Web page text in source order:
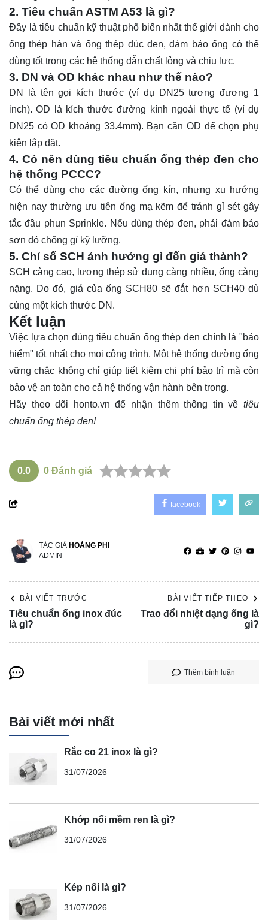
2. Tiêu chuẩn ASTM A53 là gì?
Đây là tiêu chuẩn kỹ thuật phổ biến nhất thế giới dành cho
ống thép hàn và ống thép đúc đen, đảm bảo ống có thể
dùng tốt trong các hệ thống dẫn chất lỏng và chịu lực.
3. DN và OD khác nhau như thế nào?
DN là tên gọi kích thước (ví dụ DN25 tương đương 1
inch). OD là kích thước đường kính ngoài thực tế (ví dụ
DN25 có OD khoảng 33.4mm). Bạn cần OD để chọn phụ
kiện lắp đặt.
4. Có nên dùng tiêu chuẩn ống thép đen cho
hệ thống PCCC?
Có thể dùng cho các đường ống kín, nhưng xu hướng
hiện nay thường ưu tiên ống mạ kẽm để tránh gỉ sét gây
tắc đầu phun Sprinkle. Nếu dùng thép đen, phải đảm bảo
sơn đỏ chống gỉ kỹ lưỡng.
5. Chỉ số SCH ảnh hưởng gì đến giá thành?
SCH càng cao, lượng thép sử dụng càng nhiều, ống càng
nặng. Do đó, giá của ống SCH80 sẽ đắt hơn SCH40 dù
cùng một kích thước DN.
Kết luận
Việc lựa chọn đúng tiêu chuẩn ống thép đen chính là "bảo
hiểm" tốt nhất cho mọi công trình. Một hệ thống đường ống
vững chắc không chỉ giúp tiết kiệm chi phí bảo trì mà còn
bảo vệ an toàn cho cả hệ thống vận hành bên trong.
Hãy theo dõi
honto.vn để nhận thêm thông tin vềtiêu
chuẩn ống thép đen!
0.0 0 Đánh giá
facebook
TÁC GIẢ HOÀNG PHI
ADMIN
BÀI VIẾT TRƯỚC
Tiêu chuẩn ống inox đúc
là gì?
BÀI VIẾT TIẾP THEO
Trao đổi nhiệt dạng ống là
gì?
Thêm bình luận
Bài viết mới nhất
Rắc co 21 inox là gì?
31/07/2026
Khớp nối mềm ren là gì?
31/07/2026
Kép nối là gì?
31/07/2026